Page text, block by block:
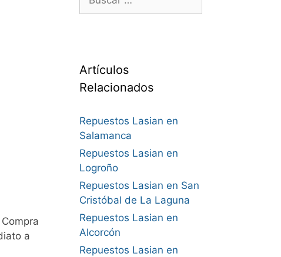
a
Artículos
Relacionados
Repuestos Lasian en
Salamanca
Repuestos Lasian en
Logroño
Repuestos Lasian en San
Cristóbal de La Laguna
Repuestos Lasian en
Alcorcón
Repuestos Lasian en